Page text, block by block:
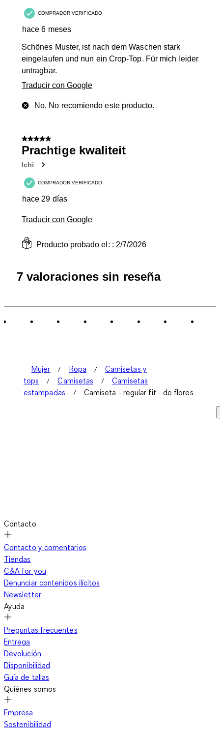
COMPRADOR VERIFICADO
hace 6 meses
Schönes Muster, ist nach dem Waschen stark
eingelaufen und nun ein Crop-Top. Für mich leider
untragbar.
Traducir con Google
No, No recomiendo este producto.
5 de 5 estrellas.
Prachtige kwaliteit
Ichi
COMPRADOR VERIFICADO
hace 29 días
Traducir con Google
Producto probado el: : 2/7/2026
7 valoraciones sin reseña
Mujer Ropa
Camisetas y
tops
Camisetas
Camisetas
estampadas
Camiseta - regular fit - de flores
Contacto
Contacto y comentarios
Tiendas
C&A for you
Denunciar contenidos ilícitos
Newsletter
Ayuda
Preguntas frecuentes
Entrega
Devolución
Disponibilidad
Guía de tallas
Quiénes somos
Empresa
Sostenibilidad